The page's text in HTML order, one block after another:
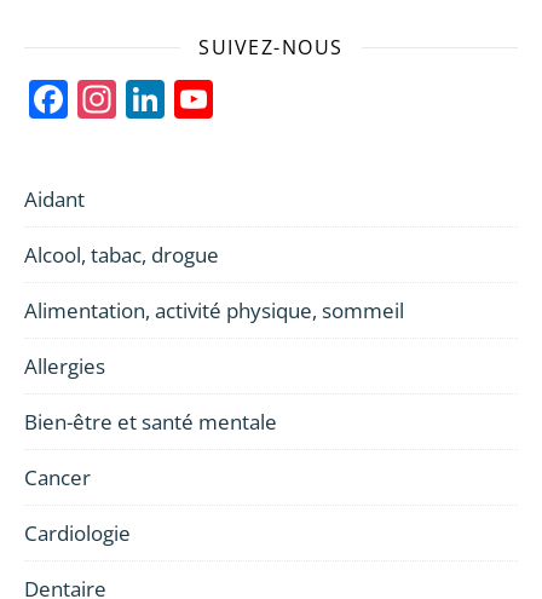
SUIVEZ-NOUS
Facebook
Instagram
LinkedIn
Aidant
Alcool, tabac, drogue
Alimentation, activité physique, sommeil
Allergies
Bien-être et santé mentale
Cancer
Cardiologie
Dentaire